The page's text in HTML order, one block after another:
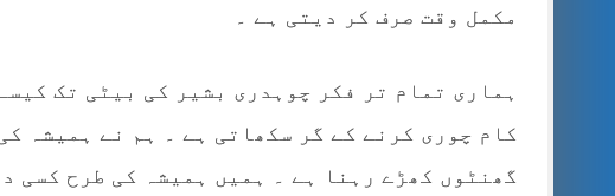
مکمل وقت صرف کر دیتی ہے ۔
ہماری تمام تر فکر چوہدری بشیر کی بیٹی تک
کام چوری کرنے کے گر سکھاتی ہے ۔ ہم نے ہمیشہ
گھنٹوں کھڑے رہنا ہے ۔ ہمیں ہمیشہ کی طرح کسی